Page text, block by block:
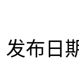
发布日